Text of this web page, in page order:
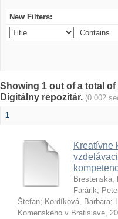
New Filters:
Showing 1 out of a total
Digitálny repozitár. (0.002
1
Kreatívne
Brestenská,
Farárik,
Štefan; Kordíková, Barbara;
Komenského v Bratislave,